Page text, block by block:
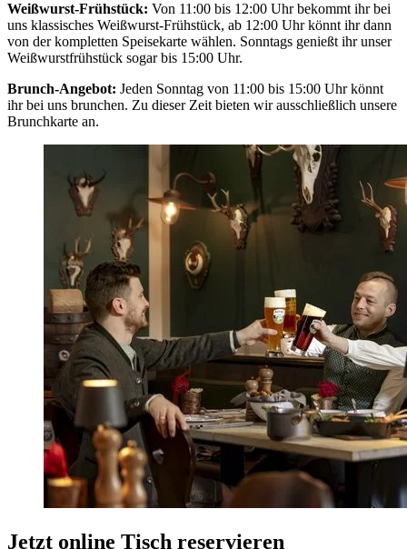
Weißwurst-Frühstück: Von 11:00 bis 12:00 Uhr bekommt ihr bei
uns klassisches Weißwurst-Frühstück, ab 12:00 Uhr könnt ihr dann
von der kompletten Speisekarte wählen. Sonntags genießt ihr unser
Weißwurstfrühstück sogar bis 15:00 Uhr.
Brunch-Angebot: Jeden Sonntag von 11:00 bis 15:00 Uhr könnt
ihr bei uns brunchen. Zu dieser Zeit bieten wir ausschließlich unsere
Brunchkarte an.
Jetzt online Tisch reservieren